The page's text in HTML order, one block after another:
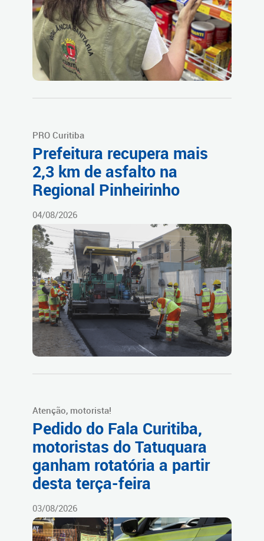
PRO Curitiba
Prefeitura recupera mais
2,3 km de asfalto na
Regional Pinheirinho
04/08/2026
Atenção, motorista!
Pedido do Fala Curitiba,
motoristas do Tatuquara
ganham rotatória a partir
desta terça-feira
03/08/2026